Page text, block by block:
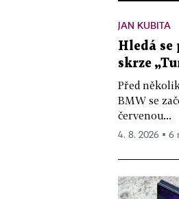
JAN KUBITA
Hledá se
skrze
Před
BMW se
červenou...
4. 8. 2026 ▪ 6